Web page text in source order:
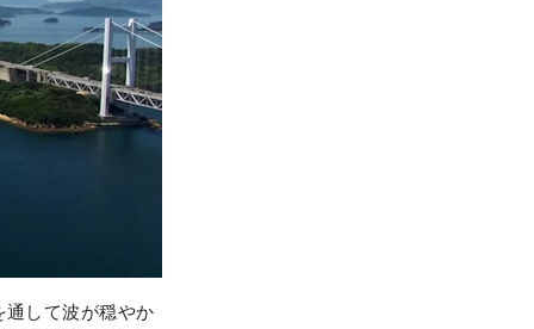
して波が穏やか